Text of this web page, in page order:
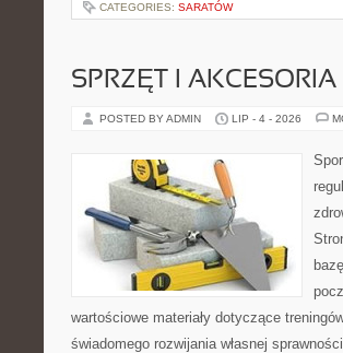
CATEGORIES: SARATÓW
SPRZĘT I AKCESORIA
POSTED BY ADMIN LIP - 4 - 2026
wartościowe materiały dotyczące
świadomego rozwijania własnej